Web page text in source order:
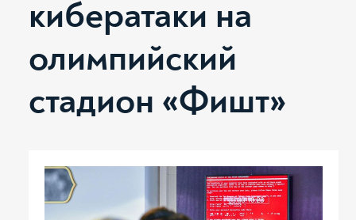
кибератаки на
олимпийский
стадион «Фишт»